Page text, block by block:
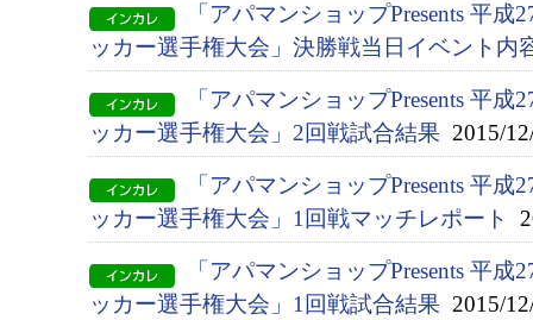
「アパマンショップPresents 平
ッカー選手権大会」決勝戦当日イベント内
「アパマンショップPresents 平
ッカー選手権大会」2回戦試合結果 2015/
「アパマンショップPresents 平
ッカー選手権大会」1回戦マッチレポート
「アパマンショップPresents 平
ッカー選手権大会」1回戦試合結果 2015/